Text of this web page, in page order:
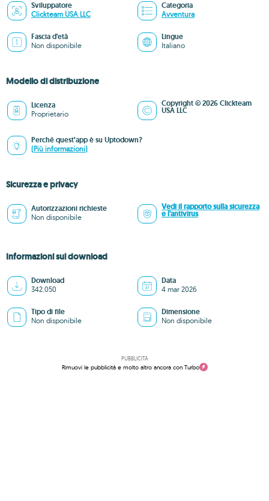
Sviluppatore
Clickteam USA LLC
Categoria
Avventura
Fascia d'età
Non disponibile
Lingue
Italiano
Modello di distribuzione
Licenza
Proprietario
Copyright © 2026 Clickteam
USA LLC
Perché quest’app è su Uptodown?
(Più informazioni)
Sicurezza e privacy
Autorizzazioni richieste
Non disponibile
Vedi il rapporto sulla sicurezza
e l'antivirus
Informazioni sul download
Download
342.050
Data
4 mar 2026
Tipo di file
Non disponibile
Dimensione
Non disponibile
PUBBLICITÀ
Rimuovi le pubblicità e molto altro ancora con Turbo